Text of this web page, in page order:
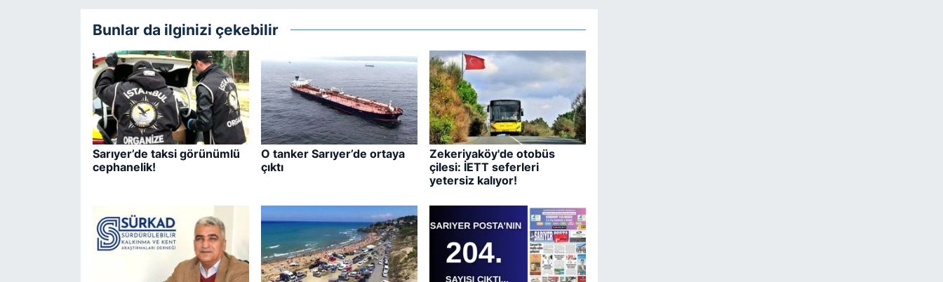
Bunlar da ilginizi çekebilir
Sarıyer’de taksi görünümlü
cephanelik!
O tanker Sarıyer’de ortaya
çıktı
Zekeriyaköy'de otobüs
çilesi: İETT seferleri
yetersiz kalıyor!